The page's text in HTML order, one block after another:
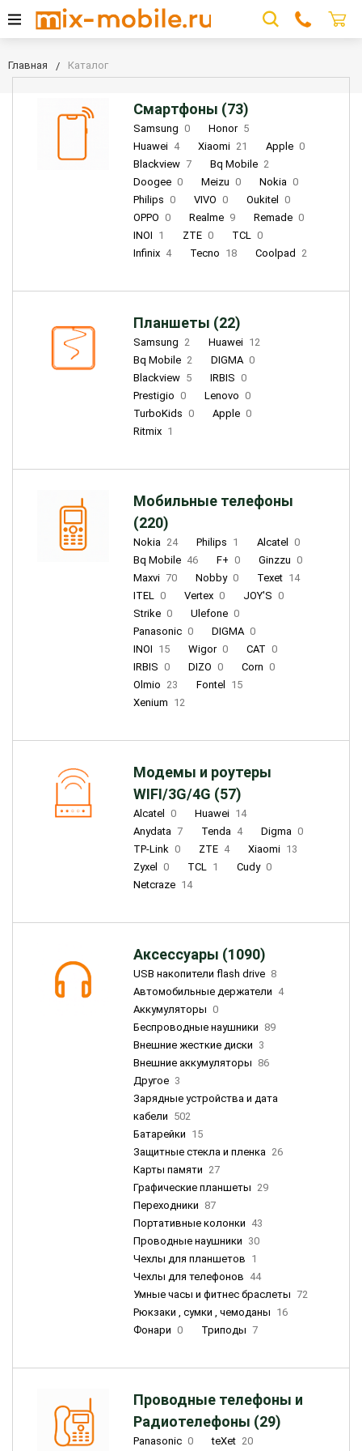
Главная Каталог
Смартфоны (73)
Samsung 0 Honor 5
Huawei 4 Xiaomi 21 Apple 0
Blackview 7 Bq Mobile 2
Doogee 0 Meizu 0 Nokia 0
Philips 0 VIVO 0 Oukitel
0
OPPO 0 Realme 9 Remade 0
INOI 1 ZTE 0 TCL 0
Infinix 4 Tecno 18 Coolpad 2
Планшеты (22)
Samsung 2 Huawei 12
Bq Mobile 2 DIGMA 0
Blackview 5 IRBIS 0
Prestigio 0 Lenovo 0
TurboKids 0 Apple 0
Ritmix 1
Мобильные телефоны
(220)
Nokia 24 Philips 1 Alcatel
0
Bq Mobile 46 F+ 0 Ginzzu 0
Maxvi 70 Nobby 0 Texet 14
ITEL 0 Vertex 0 JOY'S 0
Strike 0 Ulefone 0
Panasonic 0 DIGMA 0
INOI 15 Wigor 0 CAT 0
IRBIS 0 DIZO 0 Corn 0
Olmio 23 Fontel
15
Xenium 12
Модемы и роутеры
WIFI/3G/4G (57)
Alcatel 0 Huawei 14
Anydata 7 Tenda 4 Digma 0
TP-Link 0 ZTE 4 Xiaomi 13
Zyxel
0 TCL 1 Cudy 0
Netcraze 14
Аксессуары (1090)
USB накопители flash drive 8
Автомобильные держатели 4
Аккумуляторы 0
Беспроводные наушники 89
Внешние жесткие диски 3
Внешние аккумуляторы 86
Другое 3
Зарядные устройства и дата
кабели 502
Батарейки 15
Защитные стекла и пленка 26
Карты памяти 27
Графические планшеты 29
Переходники 87
Портативные колонки 43
Проводные наушники 30
Чехлы для планшетов 1
Чехлы для телефонов 44
Умные часы и фитнес браслеты 72
Рюкзаки , сумки , чемоданы 16
Фонари 0 Триподы 7
Проводные телефоны и
Радиотелефоны (29)
Panasonic 0 teXet 20